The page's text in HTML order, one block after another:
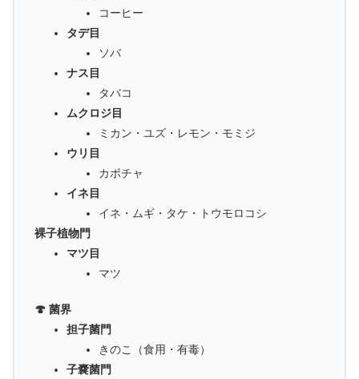
コーヒー
タデ目
ソバ
ナス目
タバコ
ムクロジ目
ミカン・ユズ・レモン・モミジ
ウリ目
カボチャ
イネ目
イネ・ムギ・タケ・トウモロコシ
裸子植物門
マツ目
マツ
🍄 菌界
担子菌門
きのこ（食用・有毒）
子嚢菌門